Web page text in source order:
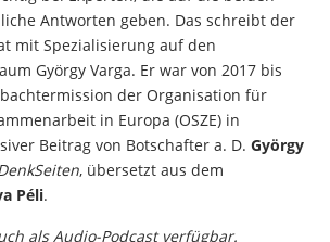
Antworten geben. Das schreibt der
mit Spezialisierung auf den
György Varga. Er war von 2017 bis
der Organisation für
in Europa (OSZE) in
Beitrag von Botschafter a. D. György
, übersetzt aus dem
Péli.
als Audio-Podcast verfügbar.